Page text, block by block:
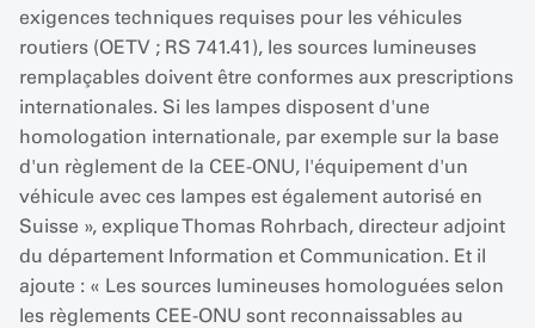
exigences techniques requises pour les véhicules
routiers (OETV ; RS 741.41), les sources lumineuses
remplaçables doivent être conformes aux prescriptions
internationales. Si les lampes disposent d'une
homologation internationale, par exemple sur la base
d'un règlement de la CEE-ONU, l'équipement d'un
véhicule avec ces lampes est également autorisé en
Suisse », explique Thomas Rohrbach, directeur adjoint
du département Information et Communication. Et il
ajoute : « Les sources lumineuses homologuées selon
les règlements CEE-ONU sont reconnaissables au